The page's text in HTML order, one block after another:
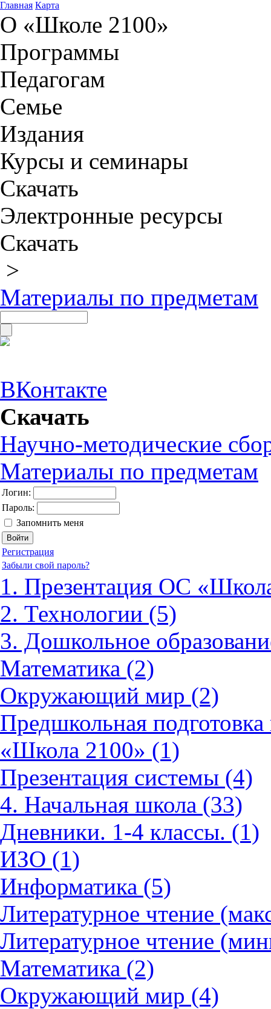
Главная Карта
О «Школе 2100»
Программы
Педагогам
Семье
Издания
Курсы и семинары
Скачать
Электронные ресурсы
Скачать
>
Материалы по предметам
ВКонтакте
Скачать
Научно-методические
Материалы по предметам
Логин:
Пароль:
Запомнить меня
Регистрация
Забыли свой пароль?
1. Презентация ОС
2. Технологии (5)
3. Дошкольное
Математика (2)
Окружающий мир (2)
Предшкольная
«Школа 2100» (1)
Презентация системы (4)
4. Начальная школа (33)
Дневники. 1-4 классы. (1)
ИЗО (1)
Информатика (5)
Литературное чтение
Литературное чтение
Математика (2)
Окружающий мир (4)